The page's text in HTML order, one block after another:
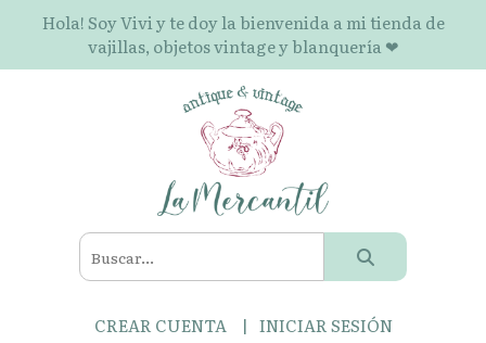
Hola! Soy Vivi y te doy la bienvenida a mi tienda de
vajillas, objetos vintage y blanquería ❤
CREAR CUENTA INICIAR SESIÓN